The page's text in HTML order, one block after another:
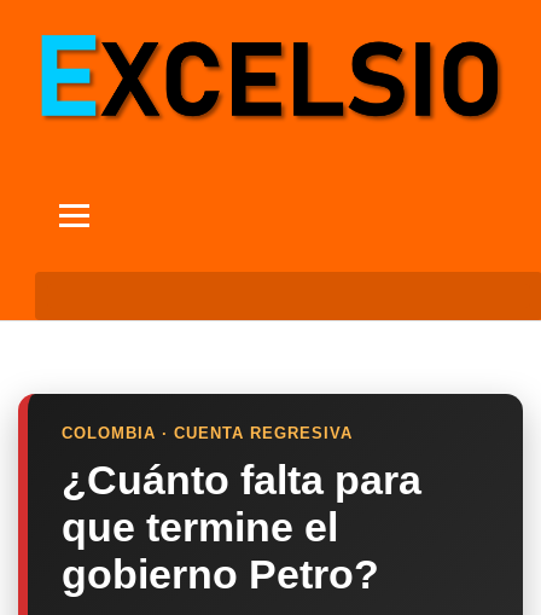
COLOMBIA · CUENTA REGRESIVA
¿Cuánto falta para
que termine el
gobierno Petro?